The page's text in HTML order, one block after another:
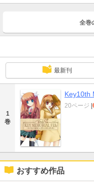
全巻
最新刊
1
巻
Key10th
20ページ |
おすすめ作品